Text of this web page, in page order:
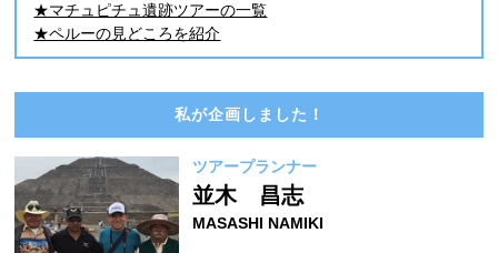
★マチュピチュ遺跡ツアーの一覧
★ペルーの見どころを紹介
私が企画しました！
ツアープランナー
並木 昌志
MASASHI NAMIKI